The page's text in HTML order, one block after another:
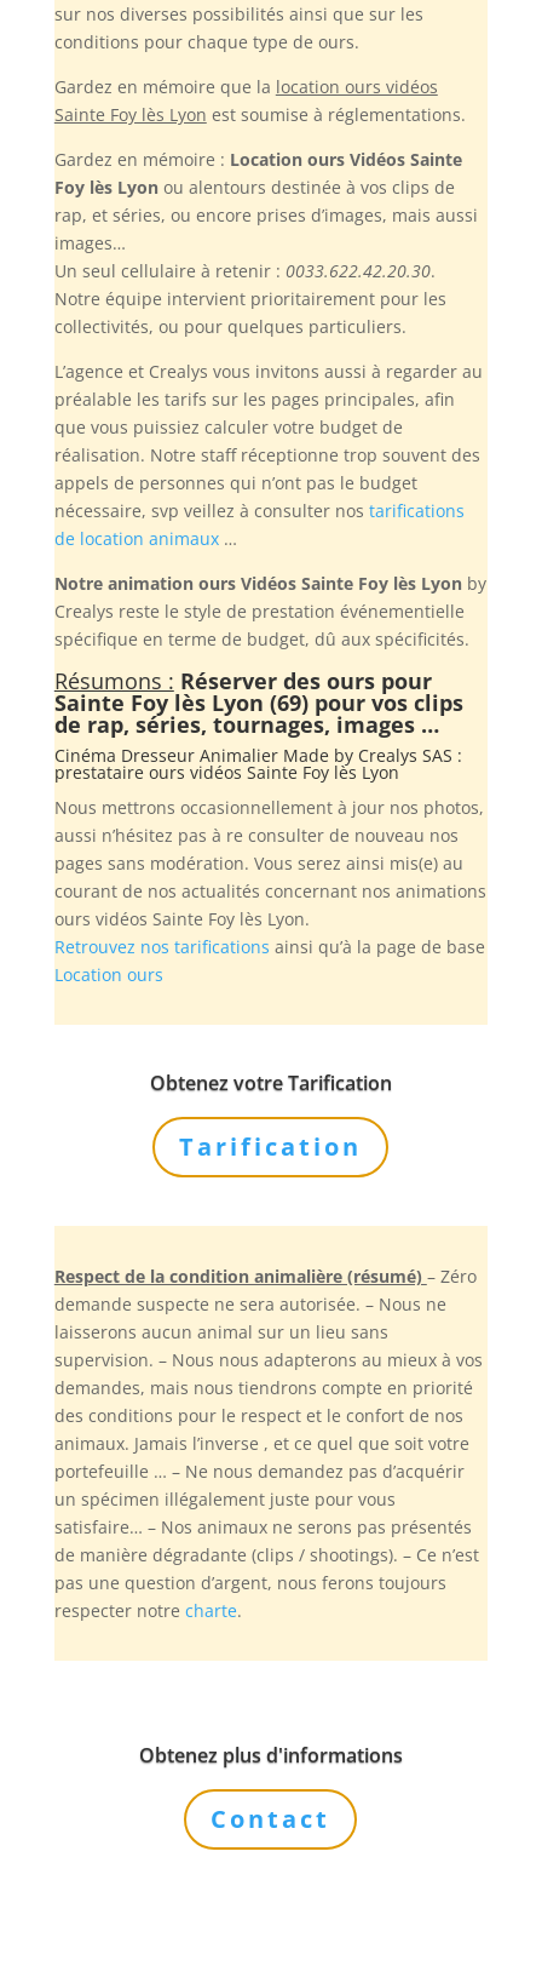
sur nos diverses possibilités ainsi que sur les
conditions pour chaque type de ours.
Gardez en mémoire que la location ours vidéos
Sainte Foy lès Lyon est soumise à réglementations.
Gardez en mémoire : Location ours Vidéos Sainte
Foy lès Lyonou alentours destinée à vos clips de
rap, et séries, ou encore prises d’images, mais aussi
images…
Un seul cellulaire à retenir : 0033.622.42.20.30.
Notre équipe intervient prioritairement pour les
collectivités, ou pour quelques particuliers.
L’agence et Crealys vous invitons aussi à regarder au
préalable les tarifs sur les pages principales, afin
que vous puissiez calculer votre budget de
réalisation. Notre staff réceptionne trop souvent des
appels de personnes qui n’ont pas le budget
nécessaire, svp veillez à consulter nos tarifications
de location animaux…
Notre animation ours Vidéos Sainte Foy lès Lyonby
Crealys reste le style de prestation événementielle
spécifique en terme de budget, dû aux spécificités.
Résumons : Réserver des ours pour
Sainte Foy lès Lyon (69) pour vos clips
de rap, séries, tournages, images …
Cinéma Dresseur Animalier Made by Crealys SAS :
prestataire ours vidéos Sainte Foy lès Lyon
Nous mettrons occasionnellement à jour nos photos,
aussi n’hésitez pas à re consulter de nouveau nos
pages sans modération. Vous serez ainsi mis(e) au
courant de nos actualités concernant nos animations
ours vidéos Sainte Foy lès Lyon.
Retrouvez nos tarifications ainsi qu’à la page de base
Location ours
Obtenez votre Tarification
Tarification
Respect de la condition animalière (résumé) – Zéro
demande suspecte ne sera autorisée. – Nous ne
laisserons aucun animal sur un lieu sans
supervision. – Nous nous adapterons au mieux à vos
demandes, mais nous tiendrons compte en priorité
des conditions pour le respect et le confort de nos
animaux. Jamais l’inverse , et ce quel que soit votre
portefeuille … – Ne nous demandez pas d’acquérir
un spécimen illégalement juste pour vous
satisfaire… – Nos animaux ne serons pas présentés
de manière dégradante (clips / shootings). – Ce n’est
pas une question d’argent, nous ferons toujours
respecter notre charte.
Obtenez plus d'informations
Contact